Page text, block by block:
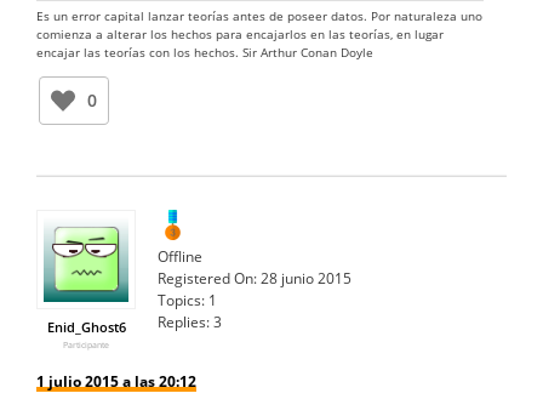
Es un error capital lanzar teorías antes de poseer datos. Por naturaleza uno
comienza a alterar los hechos para encajarlos en las teorías, en lugar
encajar las teorías con los hechos. Sir Arthur Conan Doyle
0
Enid_Ghost6
Participante
Offline
Registered On:28 junio 2015
Topics: 1
Replies:3
1 julio 2015 a las 20:12